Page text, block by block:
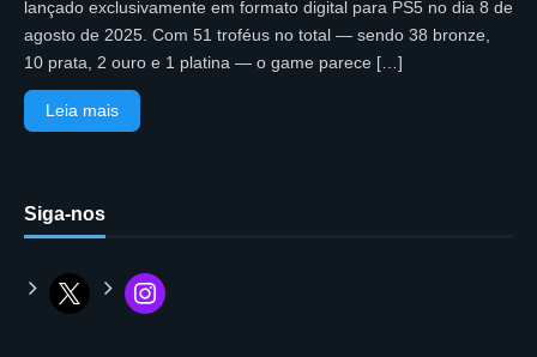
lançado exclusivamente em formato digital para PS5 no dia 8 de
agosto de 2025. Com 51 troféus no total — sendo 38 bronze,
10 prata, 2 ouro e 1 platina — o game parece […]
Leia mais
Siga-nos